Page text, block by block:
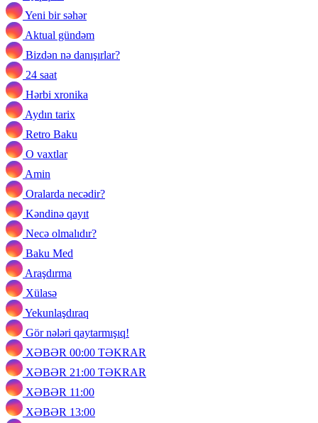
Yeni bir səhər
Aktual gündəm
Bizdən nə danışırlar?
24 saat
Hərbi xronika
Aydın tarix
Retro Baku
O vaxtlar
Amin
Oralarda necədir?
Kəndinə qayıt
Necə olmalıdır?
Baku Med
Araşdırma
Xülasə
Yekunlaşdıraq
Gör nələri qaytarmışıq!
XƏBƏR 00:00 TƏKRAR
XƏBƏR 21:00 TƏKRAR
XƏBƏR 11:00
XƏBƏR 13:00